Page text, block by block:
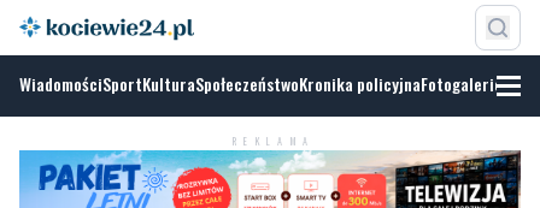
WiadomościSportKulturaSpołeczeństwoKronika policyjnaFotogalerie
REKLAMA